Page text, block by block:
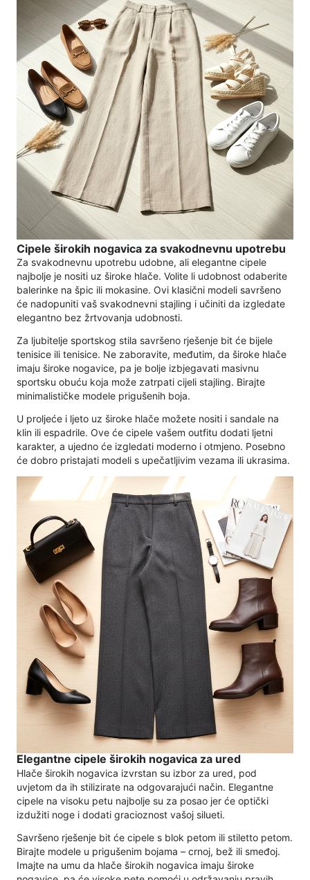
Cipele širokih nogavica za svakodnevnu upotrebu
Za svakodnevnu upotrebu udobne, ali elegantne cipele
najbolje je nositi uz široke hlače. Volite li udobnost odaberite
balerinke na špic ili mokasine. Ovi klasični modeli savršeno
će nadopuniti vaš svakodnevni stajling i učiniti da izgledate
elegantno bez žrtvovanja udobnosti.
Za ljubitelje sportskog stila savršeno rješenje bit će bijele
tenisice ili tenisice. Ne zaboravite, međutim, da široke hlače
imaju široke nogavice, pa je bolje izbjegavati masivnu
sportsku obuću koja može zatrpati cijeli stajling. Birajte
minimalističke modele prigušenih boja.
U proljeće i ljeto uz široke hlače možete nositi i sandale na
klin ili espadrile. Ove će cipele vašem outfitu dodati ljetni
karakter, a ujedno će izgledati moderno i otmjeno. Posebno
će dobro pristajati modeli s upečatljivim vezama ili ukrasima.
Elegantne cipele širokih nogavica za ured
Hlače širokih nogavica izvrstan su izbor za ured, pod
uvjetom da ih stilizirate na odgovarajući način. Elegantne
cipele na visoku petu najbolje su za posao jer će optički
izdužiti noge i dodati gracioznost vašoj silueti.
Savršeno rješenje bit će cipele s blok petom ili stiletto petom.
Birajte modele u prigušenim bojama – crnoj, bež ili smeđoj.
Imajte na umu da hlače širokih nogavica imaju široke